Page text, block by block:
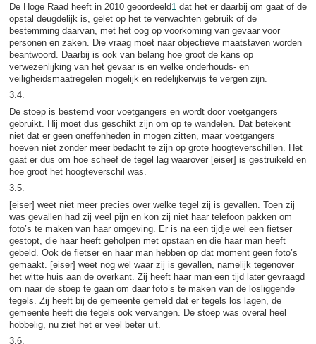
De Hoge Raad heeft in 2010 geoordeeld1 dat het er daarbij om gaat of de
opstal deugdelijk is, gelet op het te verwachten gebruik of de
bestemming daarvan, met het oog op voorkoming van gevaar voor
personen en zaken. Die vraag moet naar objectieve maatstaven worden
beantwoord. Daarbij is ook van belang hoe groot de kans op
verwezenlijking van het gevaar is en welke onderhouds- en
veiligheidsmaatregelen mogelijk en redelijkerwijs te vergen zijn.
3.4.
De stoep is bestemd voor voetgangers en wordt door voetgangers
gebruikt. Hij moet dus geschikt zijn om op te wandelen. Dat betekent
niet dat er geen oneffenheden in mogen zitten, maar voetgangers
hoeven niet zonder meer bedacht te zijn op grote hoogteverschillen. Het
gaat er dus om hoe scheef de tegel lag waarover [eiser] is gestruikeld en
hoe groot het hoogteverschil was.
3.5.
[eiser] weet niet meer precies over welke tegel zij is gevallen. Toen zij
was gevallen had zij veel pijn en kon zij niet haar telefoon pakken om
foto’s te maken van haar omgeving. Er is na een tijdje wel een fietser
gestopt, die haar heeft geholpen met opstaan en die haar man heeft
gebeld. Ook de fietser en haar man hebben op dat moment geen foto’s
gemaakt. [eiser] weet nog wel waar zij is gevallen, namelijk tegenover
het witte huis aan de overkant. Zij heeft haar man een tijd later gevraagd
om naar de stoep te gaan om daar foto’s te maken van de losliggende
tegels. Zij heeft bij de gemeente gemeld dat er tegels los lagen, de
gemeente heeft die tegels ook vervangen. De stoep was overal heel
hobbelig, nu ziet het er veel beter uit.
3.6.